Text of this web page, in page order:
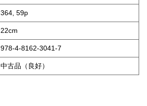
364, 59p
22cm
978-4-8162-3041-7
中古品（良好）